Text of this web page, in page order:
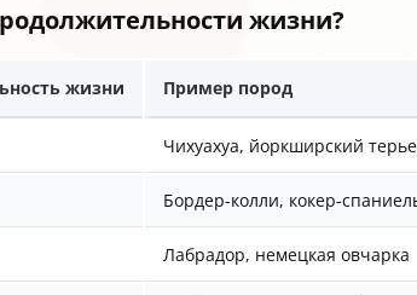
жизни?
жизни Пример пород
Чихуахуа, йоркширский
Бордер-колли, кокер-
Лабрадор, немецкая овчарка